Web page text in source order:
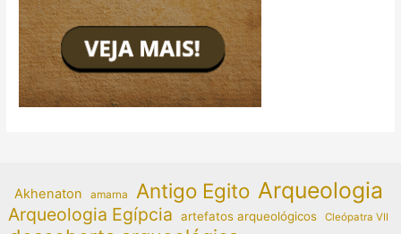
Akhenaton amarna Antigo Egito Arqueologia
Arqueologia Egípcia artefatos arqueológicos Cleópatra VII